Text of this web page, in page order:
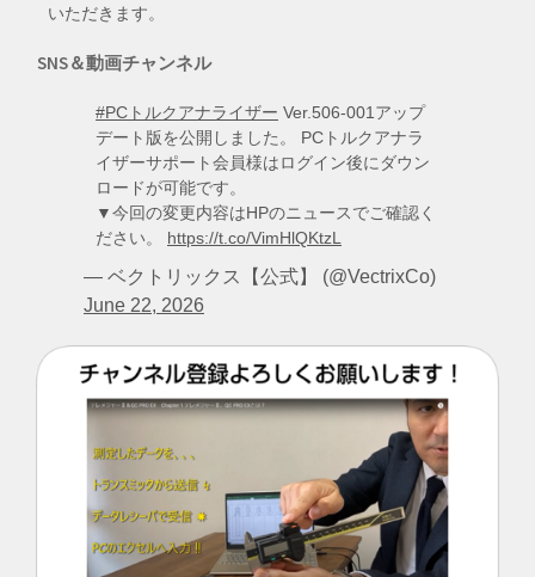
いただきます。
SNS＆動画チャンネル
#PCトルクアナライザー Ver.506-001アップ
デート版を公開しました。 PCトルクアナラ
イザーサポート会員様はログイン後にダウン
ロードが可能です。
▼今回の変更内容はHPのニュースでご確認く
ださい。 https://t.co/VimHlQKtzL
— ベクトリックス【公式】 (@VectrixCo)
June 22, 2026